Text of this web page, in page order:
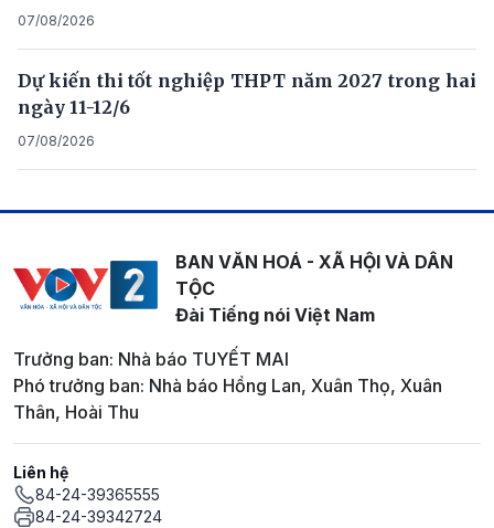
07/08/2026
Dự kiến thi tốt nghiệp THPT năm 2027 trong hai
ngày 11-12/6
07/08/2026
BAN VĂN HOÁ - XÃ HỘI VÀ DÂN
TỘC
Đài Tiếng nói Việt Nam
Trưởng ban: Nhà báo TUYẾT MAI
Phó trưởng ban: Nhà báo Hồng Lan, Xuân Thọ, Xuân
Thân, Hoài Thu
Liên hệ
84-24-39365555
84-24-39342724